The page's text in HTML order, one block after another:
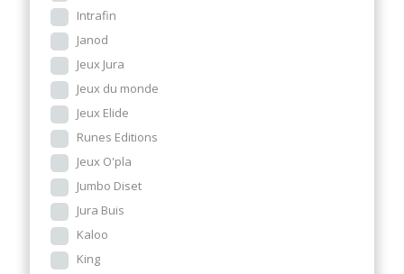
Intrafin
Janod
Jeux Jura
Jeux du monde
Jeux Elide
Runes Editions
Jeux O'pla
Jumbo Diset
Jura Buis
Kaloo
King